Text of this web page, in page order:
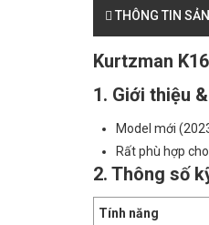
THÔNG TIN
Kurtzman
1. Giới thiệu
Model mới
Rất phù hợp
2. Thông số
Tính năng